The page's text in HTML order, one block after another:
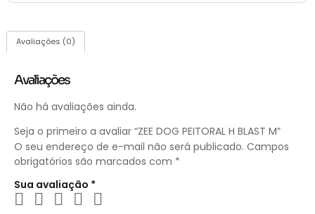
Avaliações (0)
Avaliações
Não há avaliações ainda.
Seja o primeiro a avaliar “ZEE DOG PEITORAL H BLAST M”
O seu endereço de e-mail não será publicado. Campos
obrigatórios são marcados com *
Sua avaliação *